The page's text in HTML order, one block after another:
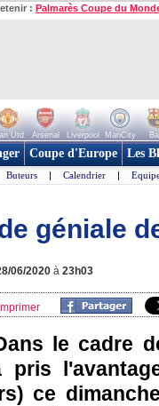
: Palmarès Coupe du
Utd Arsenal Liverpool ManCity
Coupe d'Europe Les
Buteurs | Calendrier |
géniale
06/2020 à 23h03
Imprimer
le cadre
pris
ce